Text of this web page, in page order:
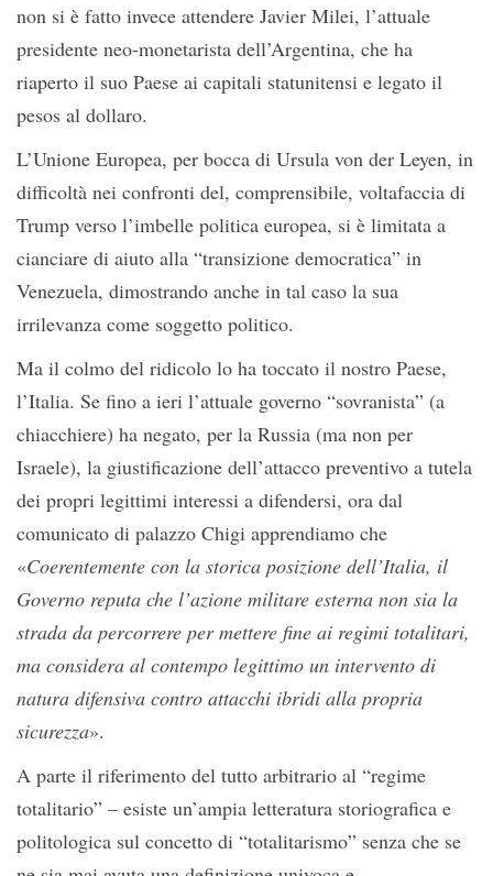
non si è fatto invece attendere Javier Milei, l’attuale
presidente neo-monetarista dell’Argentina, che ha
riaperto il suo Paese ai capitali statunitensi e legato il
pesos al dollaro.
L’Unione Europea, per bocca di Ursula von der Leyen, in
difficoltà nei confronti del, comprensibile, voltafaccia di
Trump verso l’imbelle politica europea, si è limitata a
cianciare di aiuto alla “transizione democratica” in
Venezuela, dimostrando anche in tal caso la sua
irrilevanza come soggetto politico.
Ma il colmo del ridicolo lo ha toccato il nostro Paese,
l’Italia. Se fino a ieri l’attuale governo “sovranista” (a
chiacchiere) ha negato, per la Russia (ma non per
Israele), la giustificazione dell’attacco preventivo a tutela
dei propri legittimi interessi a difendersi, ora dal
comunicato di palazzo Chigi apprendiamo che
«Coerentemente con la storica posizione dell’Italia, il
Governo reputa che l’azione militare esterna non sia la
strada da percorrere per mettere fine ai regimi totalitari,
ma considera al contempo legittimo un intervento di
natura difensiva contro attacchi ibridi alla propria
sicurezza».
A parte il riferimento del tutto arbitrario al “regime
totalitario” – esiste un’ampia letteratura storiografica e
politologica sul concetto di “totalitarismo” senza che se